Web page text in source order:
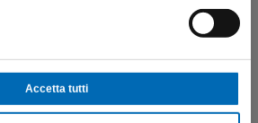
Accetta tutti